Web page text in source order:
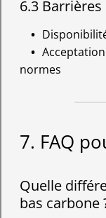
6.3
normes
7. FAQ
Quelle
bas carbone